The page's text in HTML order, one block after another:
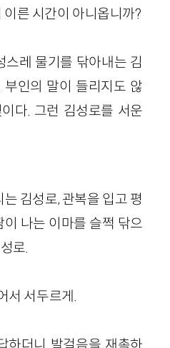
른 시간이 아니옵니까?
스레 물기를 닦아내는 김
인의 말이 들리지도 않
다. 그런 김성로를 서운
김성로, 관복을 입고 평
나는 이마를 슬쩍 닦으
로.
서 서두르게.
하더니 발걸음을 재촉하